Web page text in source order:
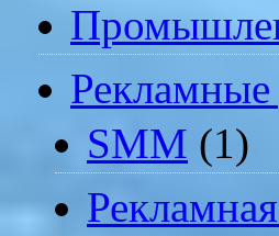
Рекламные
SMM (1)